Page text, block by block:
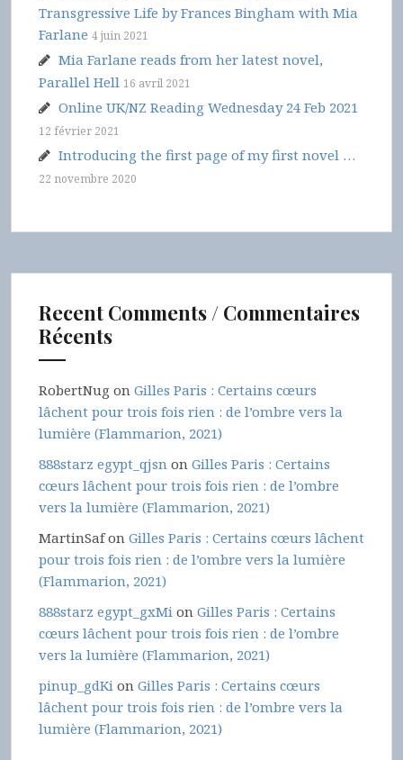
Transgressive Life by Frances Bingham with Mia
Farlane 4 juin 2021
Mia Farlane reads from her latest novel,
Parallel Hell 16 avril 2021
Online UK/NZ Reading Wednesday 24 Feb 2021
12 février 2021
Introducing the first page of my first novel …
22 novembre 2020
Recent Comments / Commentaires
Récents
RobertNug on Gilles Paris : Certains cœurs
lâchent pour trois fois rien : de l’ombre vers la
lumière (Flammarion, 2021)
888starz egypt_qjsn on Gilles Paris : Certains
cœurs lâchent pour trois fois rien : de l’ombre
vers la lumière (Flammarion, 2021)
MartinSaf on Gilles Paris : Certains cœurs lâchent
pour trois fois rien : de l’ombre vers la lumière
(Flammarion, 2021)
888starz egypt_gxMi on Gilles Paris : Certains
cœurs lâchent pour trois fois rien : de l’ombre
vers la lumière (Flammarion, 2021)
pinup_gdKi on Gilles Paris : Certains cœurs
lâchent pour trois fois rien : de l’ombre vers la
lumière (Flammarion, 2021)